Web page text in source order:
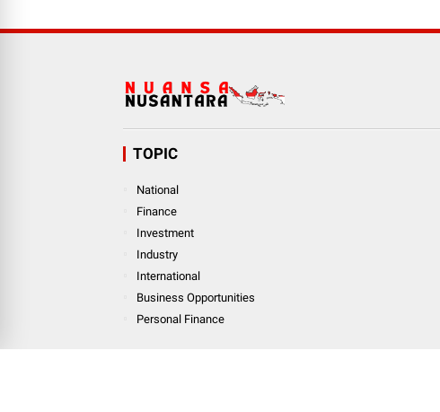
TOPIC
National
Finance
Investment
Industry
International
Business Opportunities
Personal Finance